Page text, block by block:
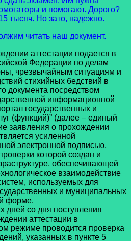
и помогают. Дорого?
тысяч. Но зато, надежно.
читать наш документ.
аттестации подается в
Федерации по делам
чрезвычайным ситуациям и
стихийных бедствий в
документа посредством
информационной
государственных и
(функций)” (далее – единый
заявления о прохождении
усиленной
электронной подписью,
которой создан и
обеспечивающей
взаимодействие
используемых для
и муниципальных
форме.
дней со дня поступления
аттестации в
режиме проводится проверка
указанных в пункте 5